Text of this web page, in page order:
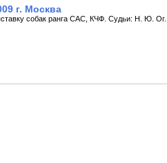
г. Москва
собак ранга САС, КЧФ. Судьи: Н. Ю. Ог...